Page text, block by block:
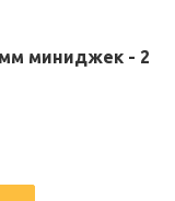
мм миниджек - 2